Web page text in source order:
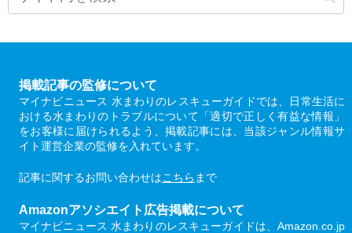
掲載記事の監修について
マイナビニュース 水まわりのレスキューガイドでは、日常生活に
おける水まわりのトラブルについて「適切で正しく有益な情報」
をお客様に届けられるよう、掲載記事には、当該ジャンル情報サ
イト運営企業の監修を入れています。
記事に関するお問い合わせはこちら まで
Amazonアソシエイト広告掲載について
マイナビニュース 水まわりのレスキューガイドは、Amazon.co.jp